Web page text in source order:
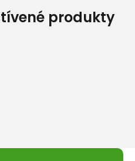
produkty